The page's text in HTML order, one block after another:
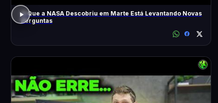
O Que a NASA Descobriu em Marte Está Levantando Novas
Perguntas